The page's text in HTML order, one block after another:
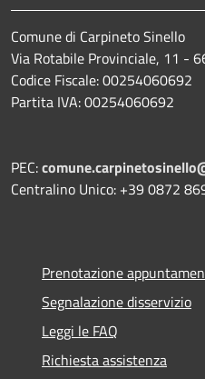
Comune di Carpineto Sinello
Via Rotabile Provinciale, 11 -
Codice Fiscale: 00254060692
Partita IVA: 00254060692
PEC:
Centralino Unico: +39 0872
Prenotazione
Segnalazione disservizio
Leggi le FAQ
Richiesta assistenza